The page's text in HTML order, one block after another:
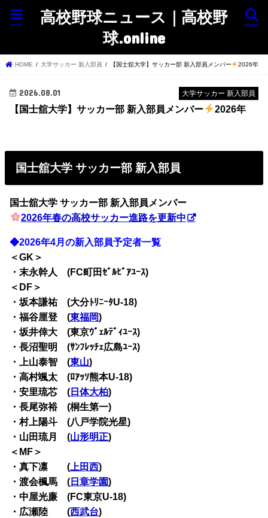
高校野球ニュース｜高校野
球.online
search
menu
HOME 大学サッカー 新入部員 【国士舘大学】サッカー部 新入部員メンバー 2026年
大学サッカー 新入部員
2026.08.01
【国士舘大学】サッカー部 新入部員メンバー 2026年
国士舘大学 サッカー部 新入部員
国士舘大学 サッカー部 新入部員メンバー
2026年春の高校サッカー進路を更新中
◆2026年4月の新入部員予定者一覧
＜GK＞
・末永幹人 (FC町田ｾﾞﾙﾋﾞｱﾕｰｽ)
＜DF＞
・坂本謙祐 (大分ﾄﾘﾆｰﾀU-18)
・福谷厘登 (東福岡)
・坂井倖大 (東京ｳﾞｪﾙﾃﾞｨﾕｰｽ)
・長沼聖明 (ｻﾝﾌﾚｯﾁｪ広島ﾕｰｽ)
・上山泰智 (東山)
・高村颯太 (ﾛｱｯｿ熊本U-18)
・安里琉芯 ( 日体大柏)
・長尾弥裕 (桐生第一)
・村上陽斗 (八戸学院光星)
・山田琉月 (山形明正)
＜MF＞
・真下凛 ( 上田西)
・渡会楓馬 ( 日章学園)
・中屋光廉 (FC東京U-18)
・広瀬陸 (西武台)